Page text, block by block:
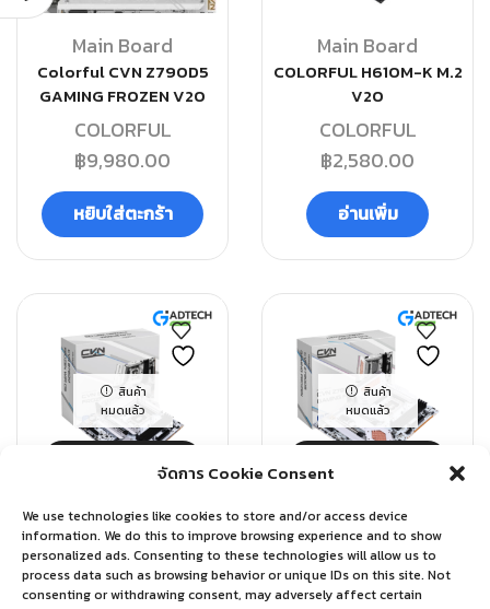
จัดการ Cookie Consent
We use technologies like cookies to store and/or access device
information. We do this to improve browsing experience and to show
personalized ads. Consenting to these technologies will allow us to
process data such as browsing behavior or unique IDs on this site. Not
consenting or withdrawing consent, may adversely affect certain
Main Board
Colorful CVN Z790D5
GAMING FROZEN V20
COLORFUL
฿9,980.00
หยิบใส่ตะกร้า
Main Board
COLORFUL H610M-K M.2
V20
COLORFUL
฿2,580.00
อ่านเพิ่ม
สินค้า
หมดแล้ว
Main Board
COLORFUL MAINBOARD
CVN B760M FROZEN WIFI
สินค้า
หมดแล้ว
Main Board
COLORFUL MAINBOARD
CVN Z790D5 GAMING